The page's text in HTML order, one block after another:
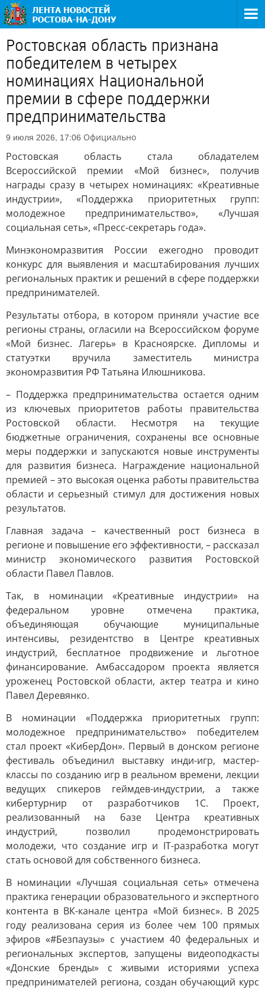
Ростовская область признана
победителем в четырех
номинациях Национальной
премии в сфере поддержки
предпринимательства
9 июля 2026, 17:06 Официально
Ростовская область стала обладателем
Всероссийской премии «Мой бизнес», получив
награды сразу в четырех номинациях: «Креативные
индустрии», «Поддержка приоритетных групп:
молодежное предпринимательство», «Лучшая
социальная сеть», «Пресс-секретарь года».
Минэкономразвития России ежегодно проводит
конкурс для выявления и масштабирования лучших
региональных практик и решений в сфере поддержки
предпринимателей.
Результаты отбора, в котором приняли участие все
регионы страны, огласили на Всероссийском форуме
«Мой бизнес. Лагерь» в Красноярске. Дипломы и
статуэтки вручила заместитель министра
экономразвития РФ Татьяна Илюшникова.
– Поддержка предпринимательства остается одним
из ключевых приоритетов работы правительства
Ростовской области. Несмотря на текущие
бюджетные ограничения, сохранены все основные
меры поддержки и запускаются новые инструменты
для развития бизнеса. Награждение национальной
премией – это высокая оценка работы правительства
области и серьезный стимул для достижения новых
результатов.
Главная задача – качественный рост бизнеса в
регионе и повышение его эффективности, – рассказал
министр экономического развития Ростовской
области Павел Павлов.
Так, в номинации «Креативные индустрии» на
федеральном уровне отмечена практика,
объединяющая обучающие муниципальные
интенсивы, резидентство в Центре креативных
индустрий, бесплатное продвижение и льготное
финансирование. Амбассадором проекта является
уроженец Ростовской области, актер театра и кино
Павел Деревянко.
В номинации «Поддержка приоритетных групп:
молодежное предпринимательство» победителем
стал проект «КиберДон». Первый в донском регионе
фестиваль объединил выставку инди-игр, мастер-
классы по созданию игр в реальном времени, лекции
ведущих спикеров геймдев-индустрии, а также
кибертурнир от разработчиков 1С. Проект,
реализованный на базе Центра креативных
индустрий, позволил продемонстрировать
молодежи, что создание игр и IT-разработка могут
стать основой для собственного бизнеса.
В номинации «Лучшая социальная сеть» отмечена
практика генерации образовательного и экспертного
контента в ВК-канале центра «Мой бизнес». В 2025
году реализована серия из более чем 100 прямых
эфиров «#Безпаузы» с участием 40 федеральных и
региональных экспертов, запущены видеоподкасты
«Донские бренды» с живыми историями успеха
предпринимателей региона, создан обучающий курс